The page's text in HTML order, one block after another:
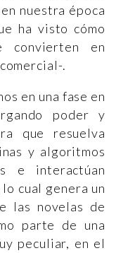
nuestra época
ha visto cómo
convierten en
.
en una fase en
poder y
que resuelva
y algoritmos
e interactúan
cual genera un
las novelas de
parte de una
peculiar, en el